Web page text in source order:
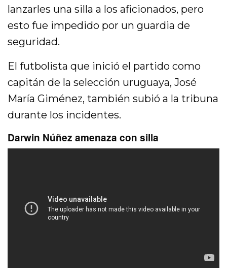
lanzarles una silla a los aficionados, pero
esto fue impedido por un guardia de
seguridad.
El futbolista que inició el partido como
capitán de la selección uruguaya, José
María Giménez, también subió a la tribuna
durante los incidentes.
Darwin Núñez amenaza con silla